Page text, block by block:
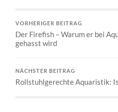
VORHERIGER BEITRAG
Der Firefish – Warum er bei
gehasst wird
NÄCHSTER BEITRAG
Rollstuhlgerechte Aquaristik: